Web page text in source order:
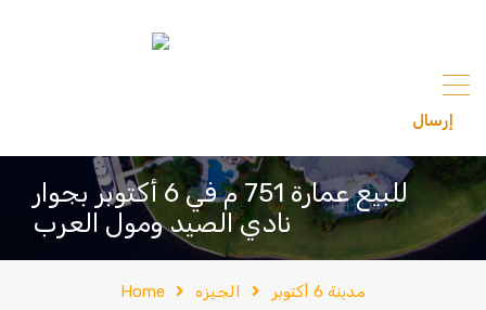
إرسال
للبيع عمارة 751 م في 6 أكتوبر بجوار
نادي الصيد ومول العرب
Home الجيزه مدينة 6 أكتوبر